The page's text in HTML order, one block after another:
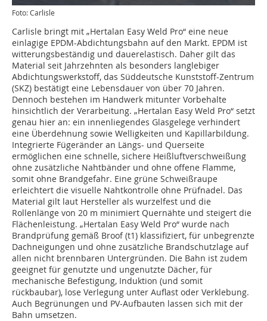
Foto: Carlisle
Carlisle bringt mit „Hertalan Easy Weld Pro“ eine neue
einlagige EPDM-Abdichtungsbahn auf den Markt. EPDM ist
witterungsbeständig und dauerelastisch. Daher gilt das
Material seit Jahrzehnten als besonders langlebiger
Abdichtungswerkstoff, das Süddeutsche Kunststoff-Zentrum
(SKZ) bestätigt eine Lebensdauer von über 70 Jahren.
Dennoch bestehen im Handwerk mitunter Vorbehalte
hinsichtlich der Verarbeitung. „Hertalan Easy Weld Pro“ setzt
genau hier an: ein innenliegendes Glasgelege verhindert
eine Überdehnung sowie Welligkeiten und Kapillarbildung.
Integrierte Fügeränder an Längs- und Querseite
ermöglichen eine schnelle, sichere Heißluftverschweißung
ohne zusätzliche Nahtbänder und ohne offene Flamme,
somit ohne Brandgefahr. Eine grüne Schweißraupe
erleichtert die visuelle Nahtkontrolle ohne Prüfnadel. Das
Material gilt laut Hersteller als wurzelfest und die
Rollenlänge von 20 m minimiert Quernähte und steigert die
Flächenleistung. „Hertalan Easy Weld Pro“ wurde nach
Brandprüfung gemäß Broof (t1) klassifiziert, für unbegrenzte
Dachneigungen und ohne zusätzliche Brandschutzlage auf
allen nicht brennbaren Untergründen. Die Bahn ist zudem
geeignet für genutzte und ungenutzte Dächer, für
mechanische Befestigung, Induktion (und somit
rückbaubar), lose Verlegung unter Auflast oder Verklebung.
Auch Begrünungen und PV-Aufbauten lassen sich mit der
Bahn umsetzen.